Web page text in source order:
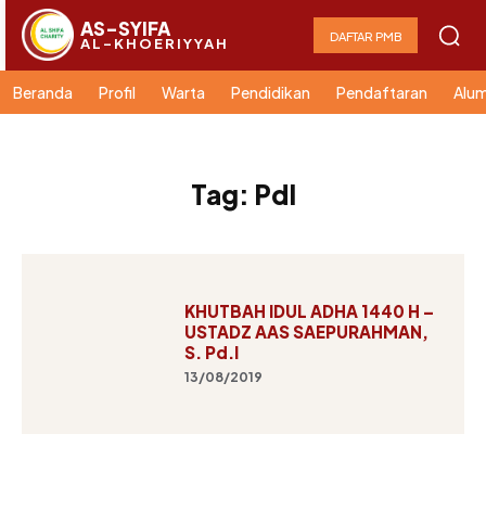
AS-SYIFA
AL-KHOERIYYAH DAFTAR PMB
Beranda Profil Warta Pendidikan Pendaftaran
Tag: PdI
KHUTBAH IDUL ADHA 1440 H –
USTADZ AAS SAEPURAHMAN,
S. Pd.I
13/08/2019